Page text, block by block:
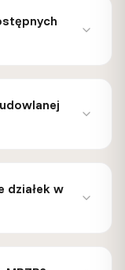
działek w